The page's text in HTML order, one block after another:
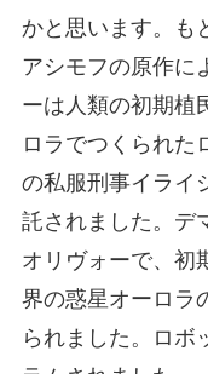
かと思います。も
アシモフの原作に
ーは人類の初期植
ロラでつくられた
の私服刑事イライ
託されました。デ
オリヴォーで、初
界の惑星オーロラ
られました。ロボ